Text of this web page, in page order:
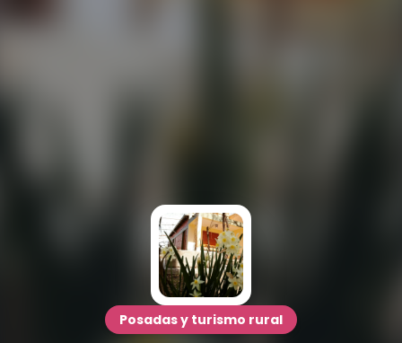
Posadas y turismo rural